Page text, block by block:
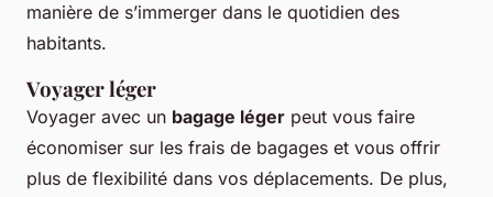
manière de s’immerger dans le quotidien des
habitants.
Voyager léger
Voyager avec un bagage léger peut vous faire
économiser sur les frais de bagages et vous offrir
plus de flexibilité dans vos déplacements. De plus,